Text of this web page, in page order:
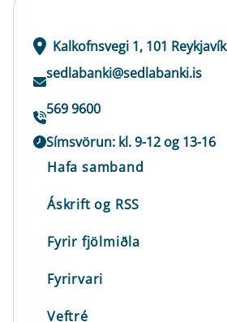
Kalkofnsvegi 1, 101 Reykjavík
sedlabanki@sedlabanki.is
569 9600
Símsvörun: kl. 9-12 og 13-16
Hafa samband
Áskrift og RSS
Fyrir fjölmiðla
Fyrirvari
Veftré